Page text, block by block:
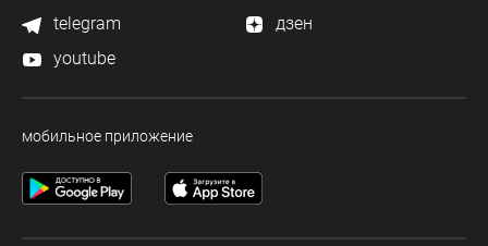
telegram
дзен
youtube
мобильное приложение